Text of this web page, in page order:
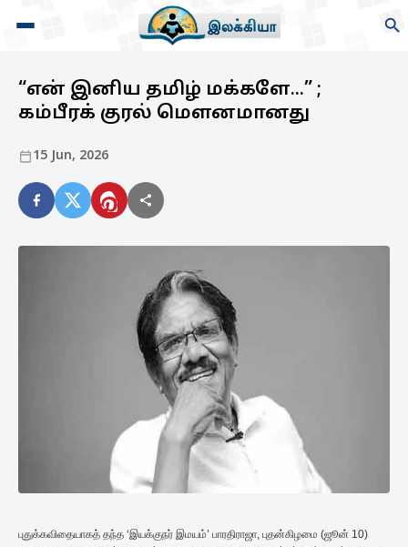
“என் இனிய தமிழ் மக்களே...” ;
கம்பீரக் குரல் மௌனமானது
15 Jun, 2026
புதுக்கவிதையாகத் தந்த ‘இயக்குநர் இமயம்’ பாரதிராஜா, புதன்கிழமை (ஜூன் 10)